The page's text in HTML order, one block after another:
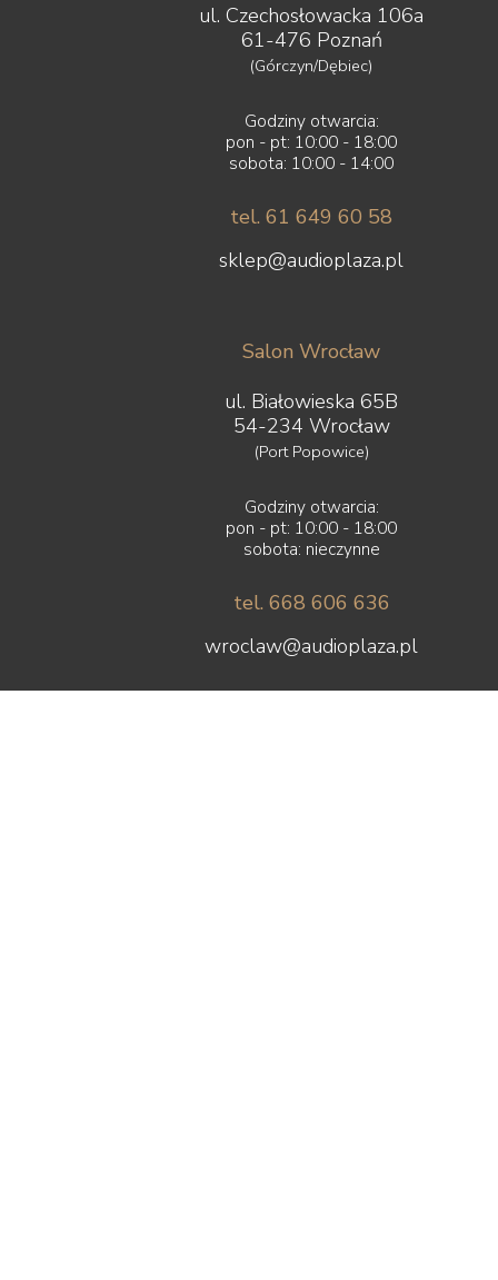
ul. Czechosłowacka 106a
61-476 Poznań
(Górczyn/Dębiec)
Godziny otwarcia:
pon - pt: 10:00 - 18:00
sobota: 10:00 - 14:00
tel. 61 649 60 58
sklep@audioplaza.pl
Salon Wrocław
ul. Białowieska 65B
54-234 Wrocław
(Port Popowice)
Godziny otwarcia:
pon - pt: 10:00 - 18:00
sobota: nieczynne
tel. 668 606 636
wroclaw@audioplaza.pl